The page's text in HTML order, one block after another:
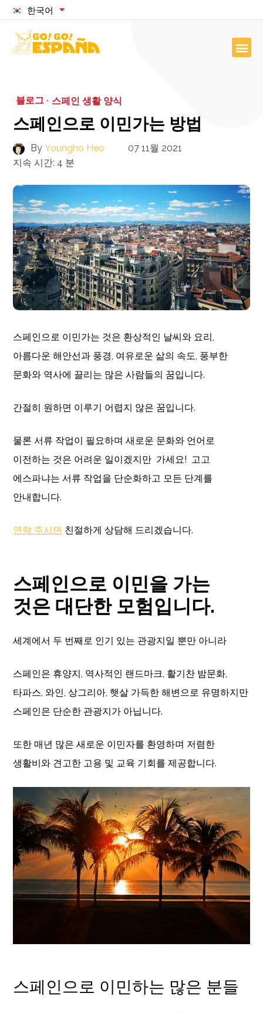
한국어
블로그 · 스페인 생활 양식
스페인으로 이민가는 방법
By Youngho Heo
07 11월 2021
지속 시간: 4 분
스페인으로 이민가는 것은 환상적인 날씨와 요리,
아름다운 해안선과 풍경, 여유로운 삶의 속도, 풍부한
문화와 역사에 끌리는 많은 사람들의 꿈입니다.
간절히 원하면 이루기 어렵지 않은 꿈입니다.
물론 서류 작업이 필요하며 새로운 문화와 언어로
이전하는 것은 어려운 일이겠지만 가세요! 고고
에스파냐는 서류 작업을 단순화하고 모든 단계를
안내합니다.
연락 주시면 친절하게 상담해 드리겠습니다.
스페인으로 이민을 가는
것은 대단한 모험입니다.
세계에서 두 번째로 인기 있는 관광지일 뿐만 아니라
스페인은 휴양지, 역사적인 랜드마크, 활기찬 밤문화,
타파스, 와인, 상그리아, 햇살 가득한 해변으로 유명하지만
스페인은 단순한 관광지가 아닙니다.
또한 매년 많은 새로운 이민자를 환영하며 저렴한
생활비와 견고한 고용 및 교육 기회를 제공합니다.
스페인으로 이민하는 많은 분들